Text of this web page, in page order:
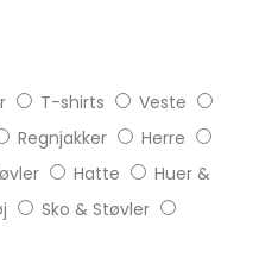
T-shirts
Veste
Regnjakker
Herre
Hatte
Huer &
Sko & Støvler